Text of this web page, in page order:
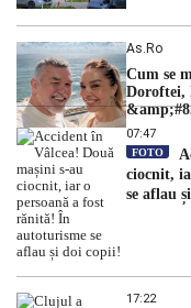
As.ro
Cum se
Doroftei,
dezvăluit
07:47
FOTO
ciocnit,
se aflau
17:22